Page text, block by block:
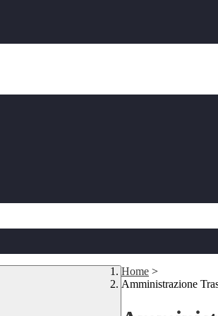
Home >
Amministrazione